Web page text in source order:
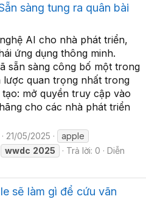
sàng tung ra quân bài
AI cho nhà phát triển,
ứng dụng thông minh.
sẵn sàng công bố một trong
lược quan trọng nhất trong
mở quyền truy cập vào
cho các nhà phát triển
21/05/2025
apple
wwdc 2025 Trả lời: 0
Diễn
sẽ làm gì để cứu vãn